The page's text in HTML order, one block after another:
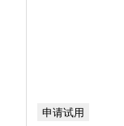
申请试用